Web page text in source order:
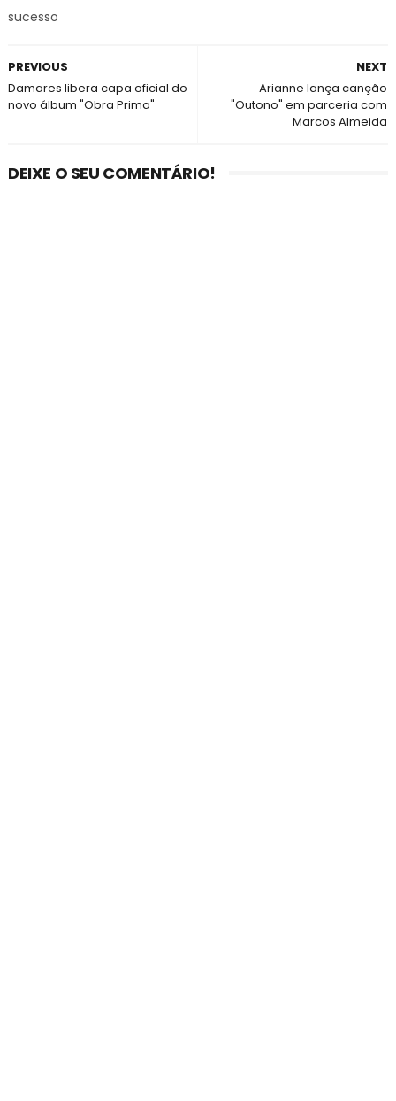
sucesso
NEXT
Arianne lança canção
"Outono" em parceria com
Marcos Almeida
PREVIOUS
Damares libera capa oficial do
novo álbum "Obra Prima"
DEIXE O SEU COMENTÁRIO!